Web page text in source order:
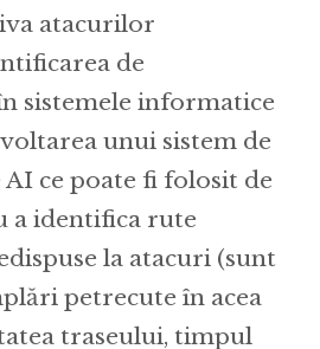
atacurilor
de
sistemele informatice
unui sistem de
AI ce poate fi folosit de
a identifica rute
la atacuri (sunt
petrecute în acea
traseului, timpul